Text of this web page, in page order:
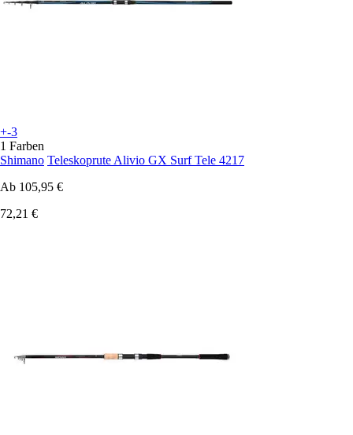
+-3
1 Farben
Shimano Teleskoprute Alivio GX Surf Tele 4217
Ab 105,95 €
72,21 €